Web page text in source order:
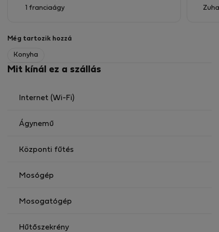
1 franciaágy
Még tartozik hozzá
Konyha
Mit kínál ez a szállás
Internet (Wi-Fi)
Ágynemű
Központi fűtés
Mosógép
Mosogatógép
Hűtőszekrény